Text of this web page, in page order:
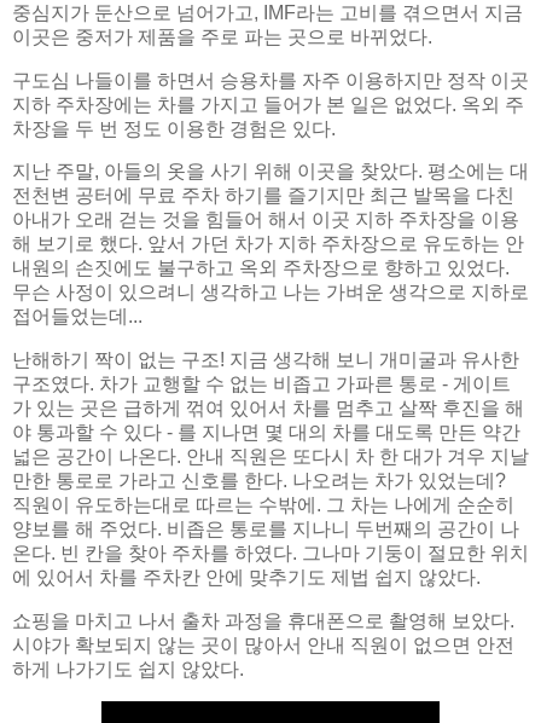
중심지가 둔산으로 넘어가고, IMF라는 고비를 겪으면서 지금
이곳은 중저가 제품을 주로 파는 곳으로 바뀌었다.
구도심 나들이를 하면서 승용차를 자주 이용하지만 정작 이곳
지하 주차장에는 차를 가지고 들어가 본 일은 없었다. 옥외 주
차장을 두 번 정도 이용한 경험은 있다.
지난 주말, 아들의 옷을 사기 위해 이곳을 찾았다. 평소에는 대
전천변 공터에 무료 주차 하기를 즐기지만 최근 발목을 다친
아내가 오래 걷는 것을 힘들어 해서 이곳 지하 주차장을 이용
해 보기로 했다. 앞서 가던 차가 지하 주차장으로 유도하는 안
내원의 손짓에도 불구하고 옥외 주차장으로 향하고 있었다.
무슨 사정이 있으려니 생각하고 나는 가벼운 생각으로 지하로
접어들었는데...
난해하기 짝이 없는 구조! 지금 생각해 보니 개미굴과 유사한
구조였다. 차가 교행할 수 없는 비좁고 가파른 통로 - 게이트
가 있는 곳은 급하게 꺾여 있어서 차를 멈추고 살짝 후진을 해
야 통과할 수 있다 - 를 지나면 몇 대의 차를 대도록 만든 약간
넓은 공간이 나온다. 안내 직원은 또다시 차 한 대가 겨우 지날
만한 통로로 가라고 신호를 한다. 나오려는 차가 있었는데?
직원이 유도하는대로 따르는 수밖에. 그 차는 나에게 순순히
양보를 해 주었다. 비좁은 통로를 지나니 두번째의 공간이 나
온다. 빈 칸을 찾아 주차를 하였다. 그나마 기둥이 절묘한 위치
에 있어서 차를 주차칸 안에 맞추기도 제법 쉽지 않았다.
쇼핑을 마치고 나서 출차 과정을 휴대폰으로 촬영해 보았다.
시야가 확보되지 않는 곳이 많아서 안내 직원이 없으면 안전
하게 나가기도 쉽지 않았다.